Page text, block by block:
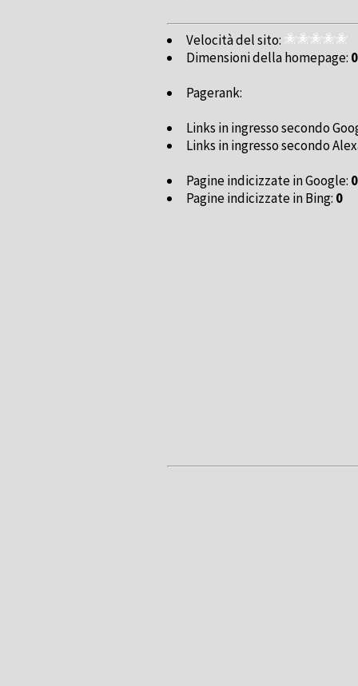
Velocità del sito:
Dimensioni della homepage: 0
Pagerank:
Links in ingresso secondo
Links in ingresso secondo
Pagine indicizzate in Google: 0
Pagine indicizzate in Bing: 0